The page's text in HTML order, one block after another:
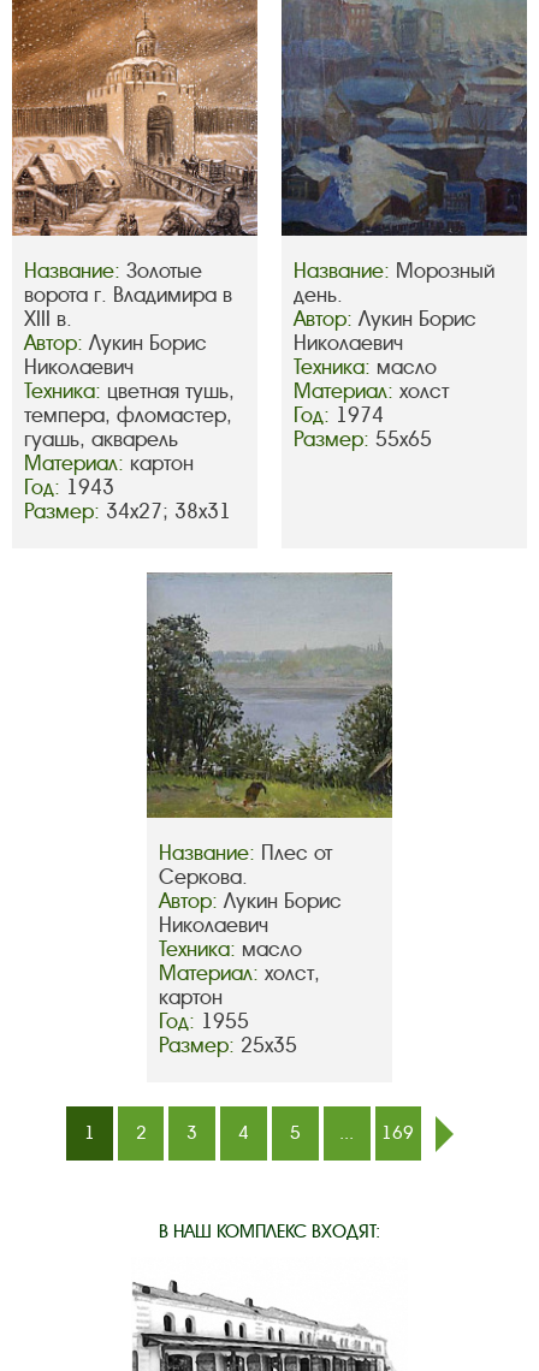
Название: Золотые
ворота г. Владимира в
XIII в.
Автор: Лукин Борис
Николаевич
Техника: цветная тушь,
темпера, фломастер,
гуашь, акварель
Материал: картон
Год: 1943
Размер: 34х27; 38х31
Название: Морозный
день.
Автор: Лукин Борис
Николаевич
Техника: масло
Материал: холст
Год: 1974
Размер: 55х65
Название: Плес от
Серкова.
Автор: Лукин Борис
Николаевич
Техника: масло
Материал: холст,
картон
Год: 1955
Размер: 25х35
1 2 3 4 5 ...
169
В НАШ КОМПЛЕКС ВХОДЯТ: